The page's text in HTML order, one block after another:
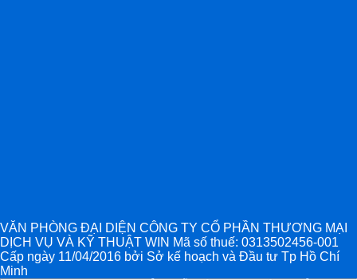
VĂN PHÒNG ĐẠI DIỆN CÔNG TY CỔ PHẦN THƯƠNG MẠI
DỊCH VỤ VÀ KỸ THUẬT WIN Mã số thuế: 0313502456-001
Cấp ngày 11/04/2016 bởi Sở kế hoạch và Đầu tư Tp Hồ Chí
Minh